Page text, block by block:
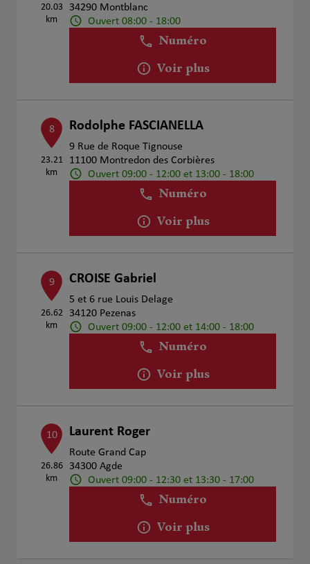
20.03
km
34290 Montblanc
Ouvert 08:00 - 18:00
Numéro
Voir plus
8
23.21
km
Rodolphe FASCIANELLA
9 Rue de Roque Tignouse
11100 Montredon des Corbières
Ouvert 09:00 - 12:00 et 13:00 - 18:00
Numéro
Voir plus
9
26.62
km
CROISE Gabriel
5 et 6 rue Louis Delage
34120 Pezenas
Ouvert 09:00 - 12:00 et 14:00 - 18:00
Numéro
Voir plus
10
26.86
km
Laurent Roger
Route Grand Cap
34300 Agde
Ouvert 09:00 - 12:30 et 13:30 - 17:00
Numéro
Voir plus